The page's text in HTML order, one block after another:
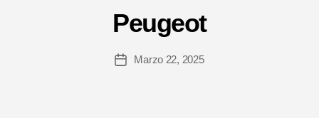
Peugeot
DataMarzo 22, 2025